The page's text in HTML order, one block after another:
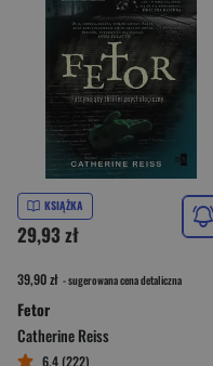
KSIĄŻKA
29,93 zł
39,90 zł - sugerowana cena detaliczna
Fetor
Catherine Reiss
6,4 (222)